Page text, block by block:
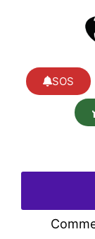
SOS